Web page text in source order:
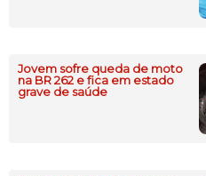
Jovem sofre queda de moto
na BR 262 e fica em estado
grave de saúde